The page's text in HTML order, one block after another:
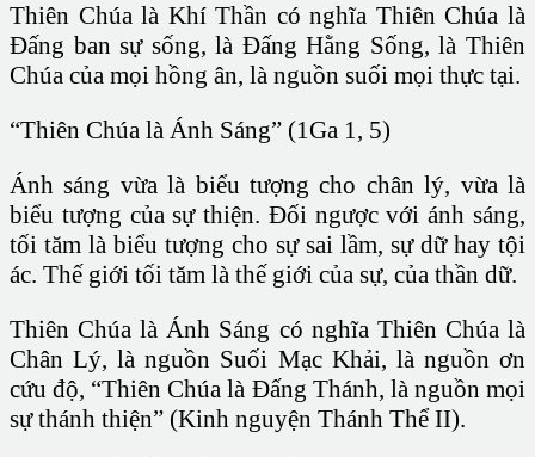
Thiên Chúa là Khí Thần có nghĩa Thiên Chúa là
Ðấng ban sự sống, là Ðấng Hằng Sống, là Thiên
Chúa của mọi hồng ân, là nguồn suối mọi thực tại.
“Thiên Chúa là Ánh Sáng” (1Ga 1, 5)
Ánh sáng vừa là biểu tượng cho chân lý, vừa là
biểu tượng của sự thiện. Ðối ngược với ánh sáng,
tối tăm là biểu tượng cho sự sai lầm, sự dữ hay tội
ác. Thế giới tối tăm là thế giới của sự, của thần dữ.
Thiên Chúa là Ánh Sáng có nghĩa Thiên Chúa là
Chân Lý, là nguồn Suối Mạc Khải, là nguồn ơn
cứu độ, “Thiên Chúa là Ðấng Thánh, là nguồn mọi
sự thánh thiện” (Kinh nguyện Thánh Thể II).